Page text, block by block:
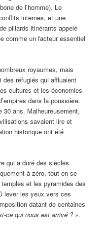
de l’homme). Le
internes, et une
pillards itinérants appelé
comme un facteur essentiel
royaumes, mais
des réfugiés qui affluaient
cultures et les économies
dans la poussière.
30 ans. Malheureusement,
savaient lire et
historique ont été
qui a duré des siècles.
à zéro, tout en se
et les pyramides des
lever les yeux vers ces
datant de centaines
ce qui nous est arrivé ? ».